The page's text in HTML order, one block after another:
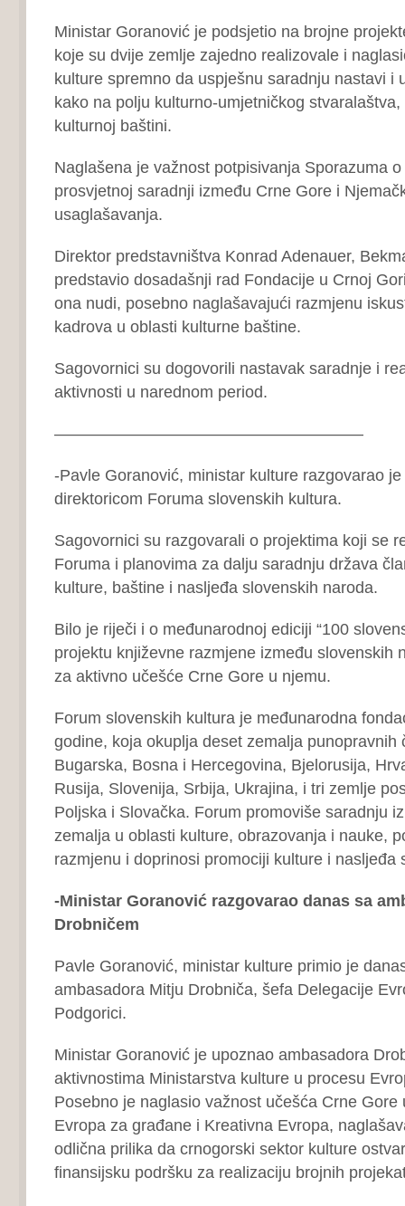
Ministar Goranović je podsjetio na brojne
koje su dvije zemlje zajedno realizovale i
kulture spremno da uspješnu saradnju nastavi i
kako na polju kulturno-umjetničkog
kulturnoj baštini.
Naglašena je važnost potpisivanja Sporazuma
prosvjetnoj saradnji između Crne Gore i
usaglašavanja.
Direktor predstavništva Konrad Adenauer,
predstavio dosadašnji rad Fondacije u Crnoj
ona nudi, posebno naglašavajući razmjenu
kadrova u oblasti kulturne baštine.
Sagovornici su dogovorili nastavak saradnje i
aktivnosti u narednom period.
———————————————————
-Pavle Goranović, ministar kulture razgovarao
direktoricom Foruma slovenskih kultura.
Sagovornici su razgovarali o projektima koji se
Foruma i planovima za dalju saradnju država
kulture, baštine i nasljeđa slovenskih naroda.
Bilo je riječi i o međunarodnoj ediciji “100
projektu književne razmjene između slovenskih
za aktivno učešće Crne Gore u njemu.
Forum slovenskih kultura je međunarodna
godine, koja okuplja deset zemalja punopravnih
Bugarska, Bosna i Hercegovina, Bjelorusija,
Rusija, Slovenija, Srbija, Ukrajina, i tri zemlje
Poljska i Slovačka. Forum promoviše saradnju
zemalja u oblasti kulture, obrazovanja i nauke,
razmjenu i doprinosi promociji kulture i nasljeđa
-Ministar Goranović razgovarao danas sa
Drobničem
Pavle Goranović, ministar kulture primio je
ambasadora Mitju Drobniča, šefa Delegacije
Podgorici.
Ministar Goranović je upoznao ambasadora
aktivnostima Ministarstva kulture u procesu
Posebno je naglasio važnost učešća Crne Gore
Evropa za građane i Kreativna Evropa,
odlična prilika da crnogorski sektor kulture
finansijsku podršku za realizaciju brojnih